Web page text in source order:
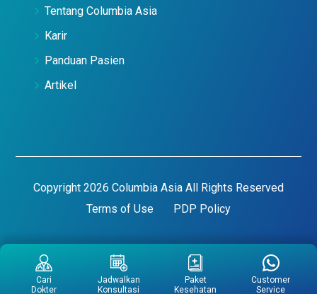
Tentang Columbia Asia
Karir
Panduan Pasien
Artikel
Copyright 2026 Columbia Asia All Rights Reserved
Terms of Use
PDP Policy
Cari
Dokter
Jadwalkan
Konsultasi
Paket
Kesehatan
Customer
Service